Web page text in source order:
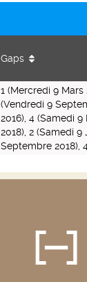
Gaps
1 (Mercredi 9 Mars
(Vendredi 9
2016), 4 (Samedi
2018), 2 (Samedi 9
Septembre 2018),